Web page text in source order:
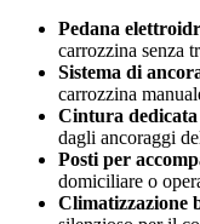
Pedana
carrozzina senza
Sistema di
carrozzina
Cintura dedicata
dagli ancoraggi
Posti per
domiciliare o
Climatizzazione